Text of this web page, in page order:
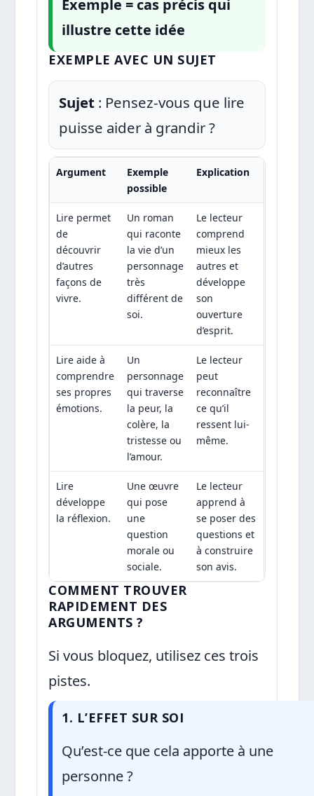
Exemple = cas précis qui
illustre cette idée
EXEMPLE AVEC UN SUJET
Sujet : Pensez-vous que lire
puisse aider à grandir ?
Argument
Exemple
possible
Explication
Lire permet
de
découvrir
d’autres
façons de
vivre.
Un roman
qui raconte
la vie d’un
personnage
très
différent de
soi.
Le lecteur
comprend
mieux les
autres et
développe
son
ouverture
d’esprit.
Lire aide à
comprendre
ses propres
émotions.
Un
personnage
qui traverse
la peur, la
colère, la
tristesse ou
l’amour.
Le lecteur
peut
reconnaître
ce qu’il
ressent lui-
même.
Lire
développe
la réflexion.
Une œuvre
qui pose
une
question
morale ou
sociale.
Le lecteur
apprend à
se poser des
questions et
à construire
son avis.
COMMENT TROUVER
RAPIDEMENT DES
ARGUMENTS ?
Si vous bloquez, utilisez ces trois
pistes.
1. L’EFFET SUR SOI
Qu’est-ce que cela apporte à une
personne ?